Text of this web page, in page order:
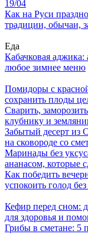
19/04
Как на Руси
традиции, обычаи,
Еда
Кабачковая аджика:
любое зимнее меню
Помидоры с
сохранить плоды
Сварить,
клубнику и
Забытый десерт из
на сковороде со
Маринады без
ананасом, которые
Как победить
успокоить голод
Кефир перед сном:
для здоровья и
Грибы в сметане: 5